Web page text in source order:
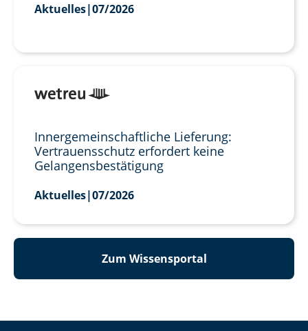
Aktuelles|07/2026
Innergemeinschaftliche Lieferung:
Vertrauensschutz erfordert keine
Gelangensbestätigung
Aktuelles|07/2026
Zum Wissensportal